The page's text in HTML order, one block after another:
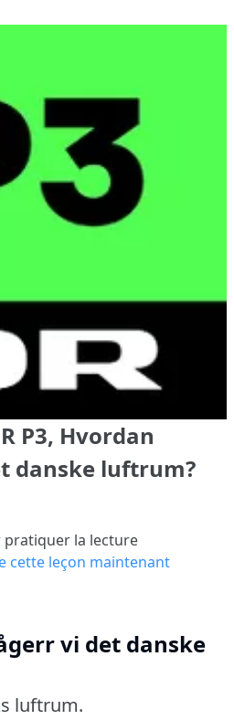
P3, Hvordan
danske luftrum?
pratiquer la lecture
cette leçon maintenant
vi det danske
luftrum.